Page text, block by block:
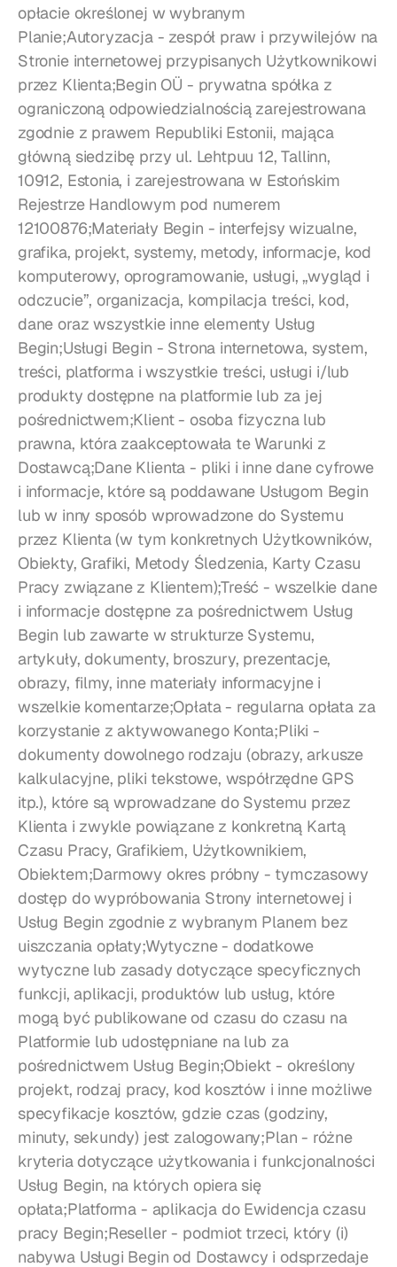
opłacie określonej w wybranym
Planie;Autoryzacja - zespół praw i przywilejów na
Stronie internetowej przypisanych Użytkownikowi
przez Klienta;Begin OÜ - prywatna spółka z
ograniczoną odpowiedzialnością zarejestrowana
zgodnie z prawem Republiki Estonii, mająca
główną siedzibę przy ul. Lehtpuu 12, Tallinn,
10912, Estonia, i zarejestrowana w Estońskim
Rejestrze Handlowym pod numerem
12100876;Materiały Begin - interfejsy wizualne,
grafika, projekt, systemy, metody, informacje, kod
komputerowy, oprogramowanie, usługi, „wygląd i
odczucie”, organizacja, kompilacja treści, kod,
dane oraz wszystkie inne elementy Usług
Begin;Usługi Begin - Strona internetowa, system,
treści, platforma i wszystkie treści, usługi i/lub
produkty dostępne na platformie lub za jej
pośrednictwem;Klient - osoba fizyczna lub
prawna, która zaakceptowała te Warunki z
Dostawcą;Dane Klienta - pliki i inne dane cyfrowe
i informacje, które są poddawane Usługom Begin
lub w inny sposób wprowadzone do Systemu
przez Klienta (w tym konkretnych Użytkowników,
Obiekty, Grafiki, Metody Śledzenia, Karty Czasu
Pracy związane z Klientem);Treść - wszelkie dane
i informacje dostępne za pośrednictwem Usług
Begin lub zawarte w strukturze Systemu,
artykuły, dokumenty, broszury, prezentacje,
obrazy, filmy, inne materiały informacyjne i
wszelkie komentarze;Opłata - regularna opłata za
korzystanie z aktywowanego Konta;Pliki -
dokumenty dowolnego rodzaju (obrazy, arkusze
kalkulacyjne, pliki tekstowe, współrzędne GPS
itp.), które są wprowadzane do Systemu przez
Klienta i zwykle powiązane z konkretną Kartą
Czasu Pracy, Grafikiem, Użytkownikiem,
Obiektem;Darmowy okres próbny - tymczasowy
dostęp do wypróbowania Strony internetowej i
Usług Begin zgodnie z wybranym Planem bez
uiszczania opłaty;Wytyczne - dodatkowe
wytyczne lub zasady dotyczące specyficznych
funkcji, aplikacji, produktów lub usług, które
mogą być publikowane od czasu do czasu na
Platformie lub udostępniane na lub za
pośrednictwem Usług Begin;Obiekt - określony
projekt, rodzaj pracy, kod kosztów i inne możliwe
specyfikacje kosztów, gdzie czas (godziny,
minuty, sekundy) jest zalogowany;Plan - różne
kryteria dotyczące użytkowania i funkcjonalności
Usług Begin, na których opiera się
opłata;Platforma - aplikacja do Ewidencja czasu
pracy Begin;Reseller - podmiot trzeci, który (i)
nabywa Usługi Begin od Dostawcy i odsprzedaje